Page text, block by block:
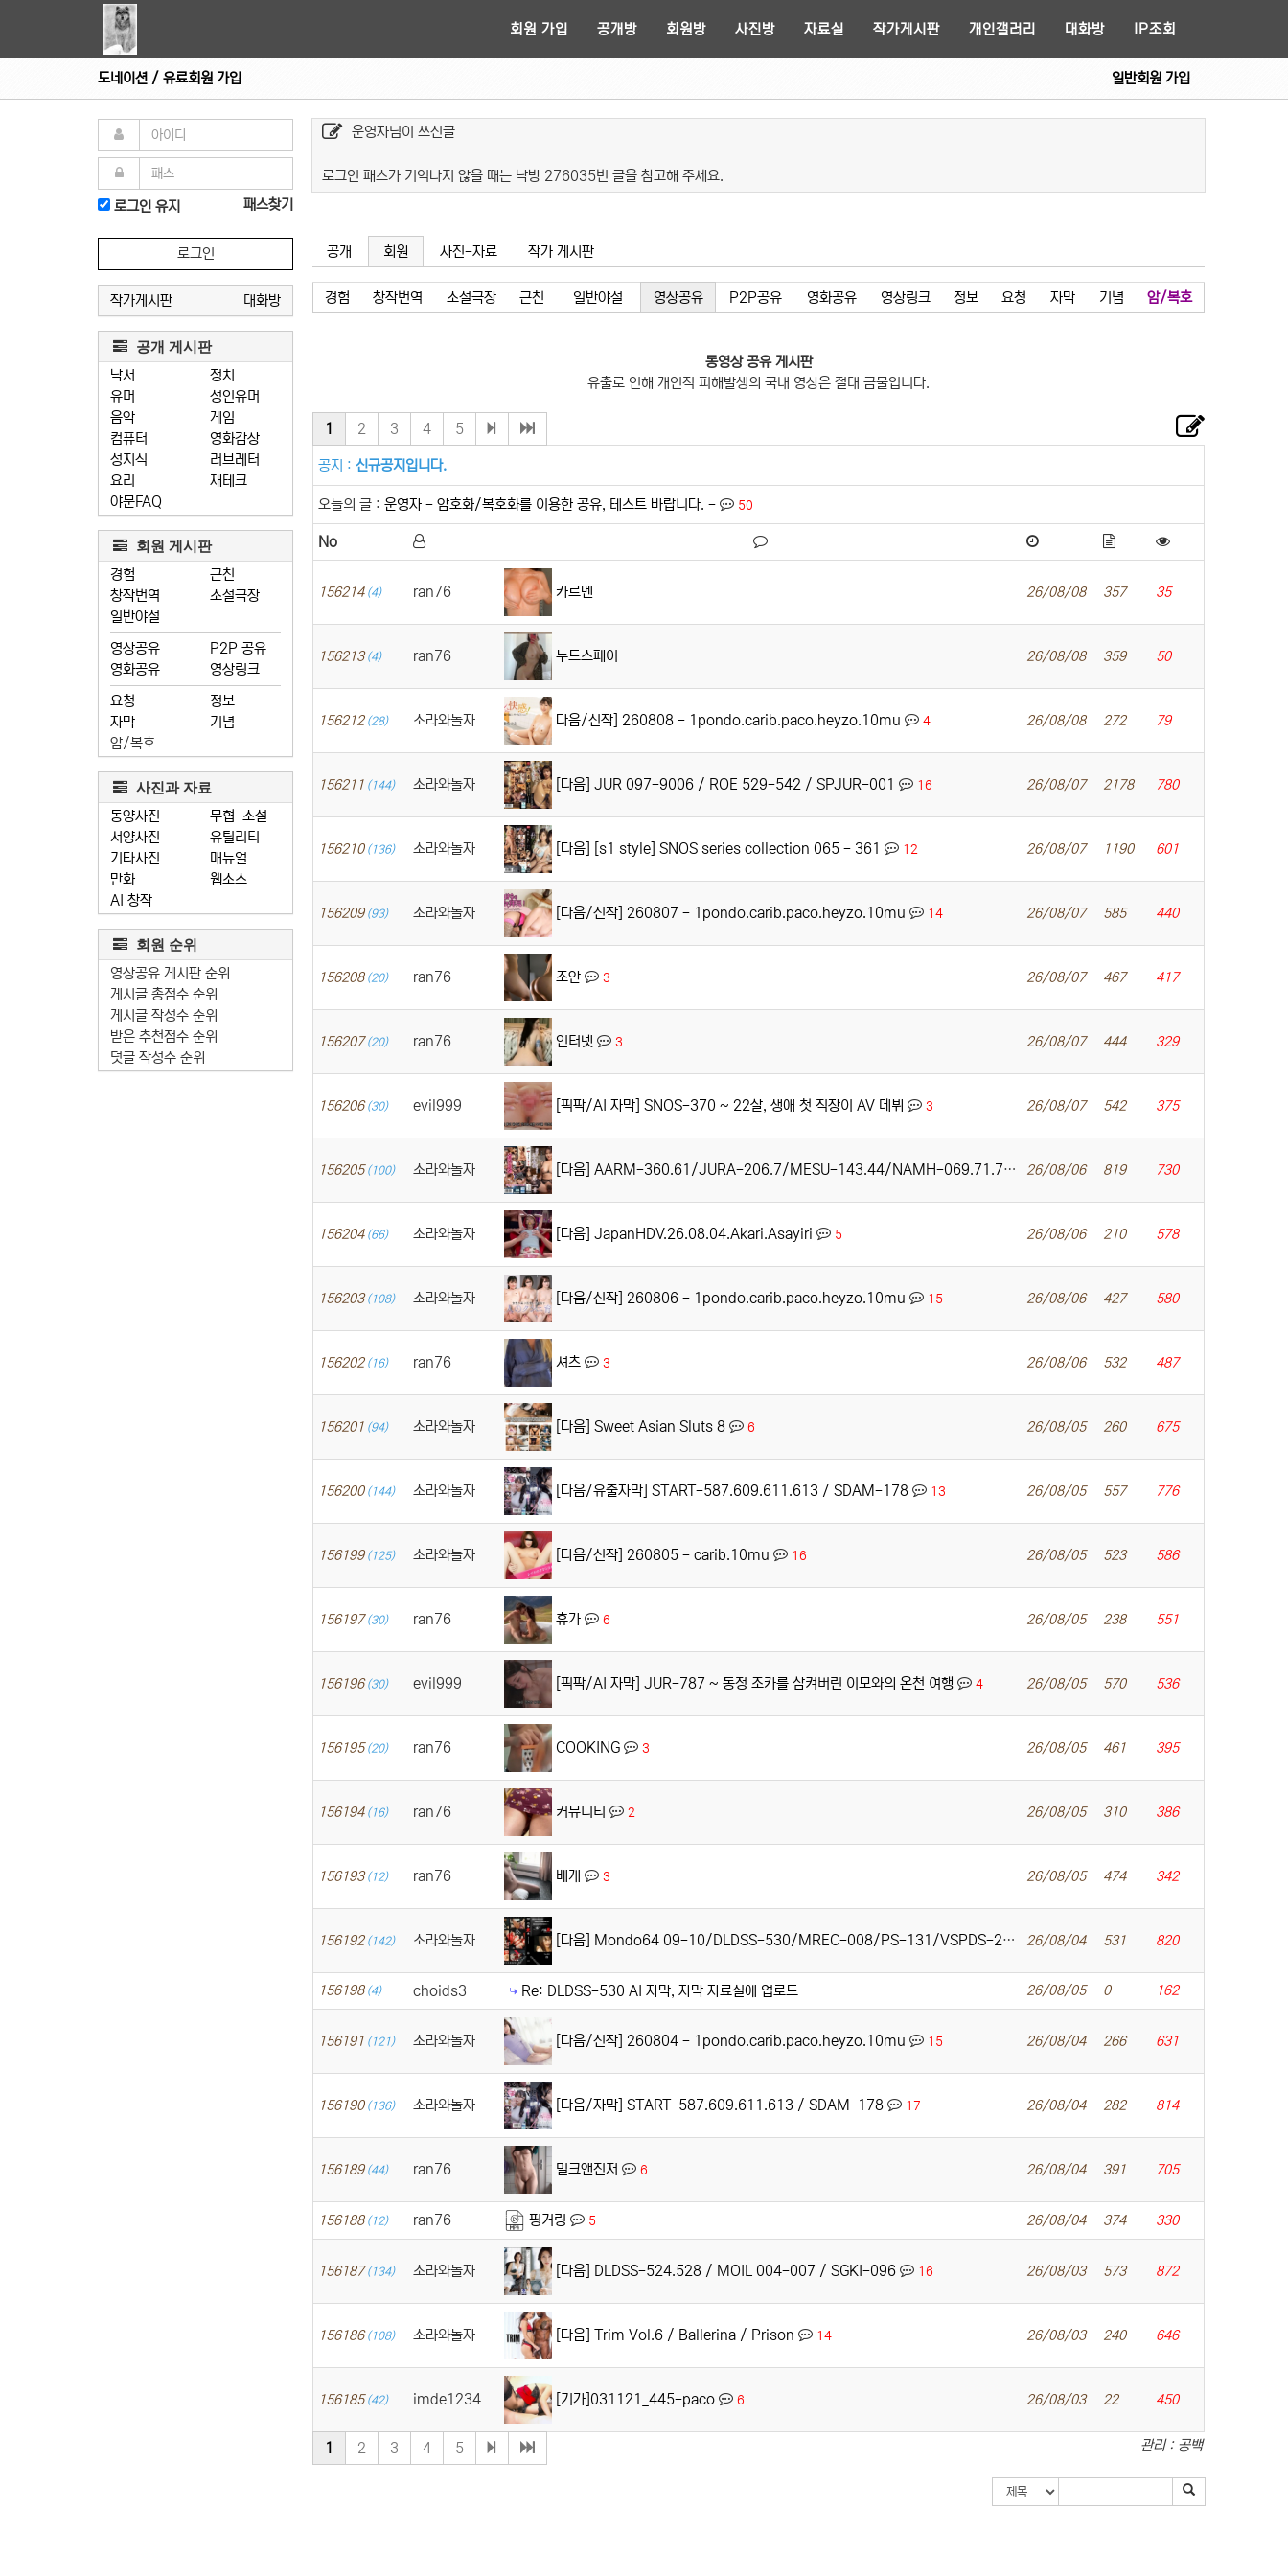
회원 가입 공개방 회원방 사진방 자료실 작가게시판 개인갤러리 대화방 IP조회
도네이션 / 유료회원 가입 일반회원 가입
로그인 유지 패스찾기
로그인
작가게시판 대화방
공개 게시판
낙서
유머
음악
컴퓨터
성지식
요리
야문FAQ
정치
성인유머
게임
영화감상
러브레터
재테크
회원 게시판
경험
창작번역
일반야설
근친
소설극장
영상공유
영화공유
P2P 공유
영상링크
요청
자막
정보
기념
암/복호
사진과 자료
동양사진
서양사진
기타사진
만화
AI 창작
무협-소설
유틸리티
매뉴얼
웹소스
회원 순위
영상공유 게시판 순위
게시글 총점수 순위
게시글 작성수 순위
받은 추천점수 순위
덧글 작성수 순위
운영자님이 쓰신글
로그인 패스가 기억나지 않을 때는 낙방 276035번 글을 참고해 주세요.
공개 회원 사진-자료 작가 게시판
경험 창작번역 소설극장 근친 일반야설 영상공유 P2P공유 영화공유 영상링크 정보 요청 자막 기념 암/복호
동영상 공유 게시판
유출로 인해 개인적 피해발생의 국내 영상은 절대 금물입니다.
1 2 3 4 5
공지 : 신규공지입니다.
오늘의 글 : 운영자 - 암호화/복호화를 이용한 공유, 테스트 바랍니다. - 50
No
156214(4) ran76 카르멘 26/08/08 357 35
156213(4) ran76 누드스페어 26/08/08 359 50
156212(28) 소라와놀자 다음/신작] 260808 - 1pondo.carib.paco.heyzo.10mu 4 26/08/08 272 79
156211 (144) 소라와놀자 [다음] JUR 097-9006 / ROE 529-542 / SPJUR-001 16 26/08/07 2178 780
156210(136) 소라와놀자 [다음] [s1 style] SNOS series collection 065 - 361 12 26/08/07 1190 601
156209(93) 소라와놀자 [다음/신작] 260807 - 1pondo.carib.paco.heyzo.10mu 14 26/08/07 585 440
156208(20) ran76 조안 3 26/08/07 467 417
156207(20) ran76 인터넷 3 26/08/07 444 329
156206(30) evil999 [픽팍/AI 자막] SNOS-370 ~ 22살, 생애 첫 직장이 AV 데뷔 3 26/08/07 542 375
156205(100) 소라와놀자 [다음] AARM-360.61/JURA-206.7/MESU-143.44/NAMH-069.71.72/YOCH-034 12
26/08/06 819 730
156204(66) 소라와놀자 [다음] JapanHDV.26.08.04.Akari.Asayiri 5 26/08/06 210 578
156203(108) 소라와놀자 [다음/신작] 260806 - 1pondo.carib.paco.heyzo.10mu 15 26/08/06 427 580
156202(16) ran76 셔츠 3 26/08/06 532 487
156201 (94) 소라와놀자 [다음] Sweet Asian Sluts 8 6 26/08/05 260 675
156200(144) 소라와놀자 [다음/유출자막] START-587.609.611.613 / SDAM-178 13 26/08/05 557 776
156199(125) 소라와놀자 [다음/신작] 260805 - carib.10mu 16 26/08/05 523 586
156197(30) ran76 휴가 6 26/08/05 238 551
156196(30) evil999 [픽팍/AI 자막] JUR-787 ~ 동정 조카를 삼켜버린 이모와의 온천 여행 4 26/08/05 570 536
156195(20) ran76 COOKING 3 26/08/05 461 395
156194(16) ran76 커뮤니티 2 26/08/05 310 386
156193(12) ran76 베개 3 26/08/05 474 342
156192(142) 소라와놀자 [다음] Mondo64 09-10/DLDSS-530/MREC-008/PS-131/VSPDS-290 14
26/08/04 531 820
156198(4) choids3 Re: DLDSS-530 AI 자막, 자막 자료실에 업로드 26/08/05 0 162
156191 (121) 소라와놀자 [다음/신작] 260804 - 1pondo.carib.paco.heyzo.10mu 15 26/08/04 266 631
156190(136) 소라와놀자 [다음/자막] START-587.609.611.613 / SDAM-178 17 26/08/04 282 814
156189(44) ran76 밀크앤진저 6 26/08/04 391 705
156188(12) ran76 핑거링 5 26/08/04 374 330
156187(134) 소라와놀자 [다음] DLDSS-524.528 / MOIL 004-007 / SGKI-096 16 26/08/03 573 872
156186(108) 소라와놀자 [다음] Trim Vol.6 / Ballerina / Prison 14 26/08/03 240 646
156185(42) imde1234 [기가]031121_445-paco 6 26/08/03 22 450
1 2 3 4 5 관리 : 공백